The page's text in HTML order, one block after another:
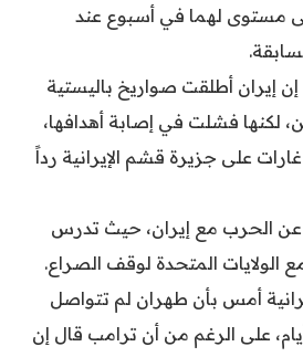
مستوى لهما في أسبوع عند
إيران أطلقت صواريخ باليستية
لكنها فشلت في إصابة أهدافها،
على جزيرة قشم الإيرانية رداً
عن الحرب مع إيران، حيث تدرس
الولايات المتحدة لوقف الصراع.
أمس بأن طهران لم تتواصل
على الرغم من أن ترامب قال إن